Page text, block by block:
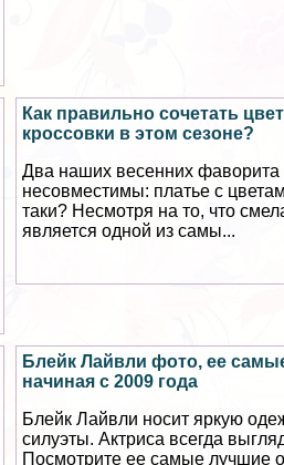
Как правильно сочетать
кроссовки в этом сезоне?
Два наших весенних фаворита
несовместимы: платье с
таки? Несмотря на то, что
является одной из самы...
Блейк Лайвли фото, ее
начиная с 2009 года
Блейк Лайвли носит яркую
силуэты. Актриса всегда
Посмотрите ее самые лучшие